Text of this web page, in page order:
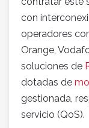
con
operadores
Orange,
soluciones de
dotadas de
gestionada,
servicio (QoS).